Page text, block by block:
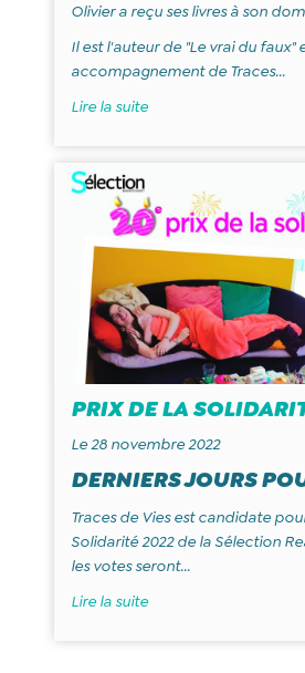
Olivier a reçu ses livres à son
Il est l'auteur de "Le vrai du faux"
accompagnement de Traces...
Lire la suite
PRIX DE LA
Le 28 novembre 2022
DERNIERS JOURS
Traces de Vies est candidate
Solidarité 2022 de la Sélection
les votes seront...
Lire la suite